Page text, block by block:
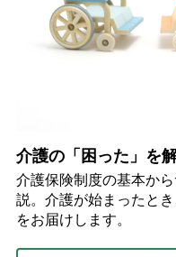
介護の「困った」を
介護保険制度の基本か
説。介護が始まったと
をお届けします。